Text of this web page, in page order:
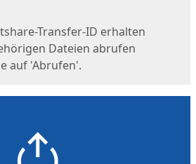
Transfer-ID erhalten
Dateien abrufen
auf 'Abrufen'.